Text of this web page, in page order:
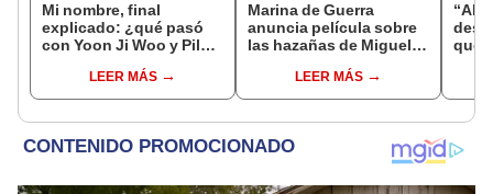
Mi nombre, final
explicado: ¿qué pasó
con Yoon Ji Woo y Pil
LEER MÁS
Marina de Guerra
anuncia película sobre
las hazañas de Miguel
“Huáscar”LEER MÁS
“Al
que